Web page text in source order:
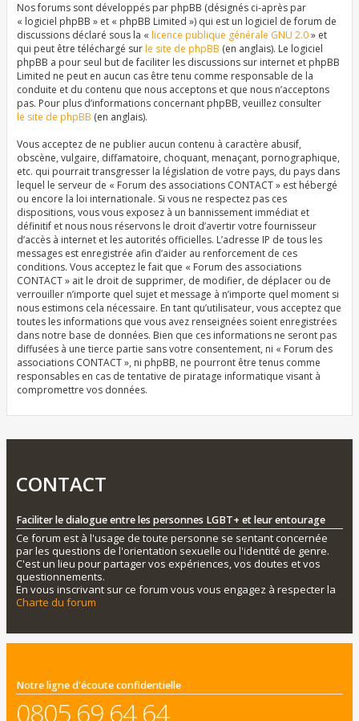
Nos forums sont développés par phpBB (désignés ci-après par
« logiciel phpBB » et « phpBB Limited ») qui est un logiciel de forum de
discussions déclaré sous la « licence publique générale GNU 2.0» et
qui peut être téléchargé surle site de phpBB (en anglais). Le logiciel
phpBB a pour seul but de faciliter les discussions sur internet et phpBB
Limited ne peut en aucun cas être tenu comme responsable de la
conduite et du contenu que nous acceptons et que nous n’acceptons
pas. Pour plus d’informations concernant phpBB, veuillez consulter
le site de phpBB (en anglais).
Vous acceptez de ne publier aucun contenu à caractère abusif,
obscène, vulgaire, diffamatoire, choquant, menaçant, pornographique,
etc. qui pourrait transgresser la législation de votre pays, du pays dans
lequel le serveur de « Forum des associations CONTACT » est hébergé
ou encore la loi internationale. Si vous ne respectez pas ces
dispositions, vous vous exposez à un bannissement immédiat et
définitif et nous nous réservons le droit d’avertir votre fournisseur
d’accès à internet et les autorités officielles. L’adresse IP de tous les
messages est enregistrée afin d’aider au renforcement de ces
conditions. Vous acceptez le fait que « Forum des associations
CONTACT » ait le droit de supprimer, de modifier, de déplacer ou de
verrouiller n’importe quel sujet et message à n’importe quel moment si
nous estimons cela nécessaire. En tant qu’utilisateur, vous acceptez que
toutes les informations que vous avez renseignées soient enregistrées
dans notre base de données. Bien que ces informations ne seront pas
diffusées à une tierce partie sans votre consentement, ni « Forum des
associations CONTACT », ni phpBB, ne pourront être tenus comme
responsables en cas de tentative de piratage informatique visant à
compromettre vos données.
CONTACT
Faciliter le dialogue entre les personnes LGBT+ et leur entourage
Ce forum est à l'usage de toute personne se sentant concernée
par les questions de l'orientation sexuelle ou l'identité de genre.
C'est un lieu pour partager vos expériences, vos doutes et vos
questionnements.
En vous inscrivant sur ce forum vous vous engagez à respecter la
Charte du forum
Notre ligne d'écoute confidentielle
0805 69 64 64